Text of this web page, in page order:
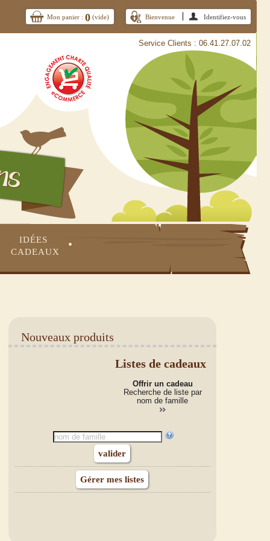
Mon panier : 0 (vide) Bienvenue Identifiez-vous
Service Clients : 06.41.27.07.02
IDÉES
CADEAUX
•
Nouveaux produits
Listes de cadeaux
Offrir un cadeau
Recherche de liste par
nom de famille
Gérer mes listes